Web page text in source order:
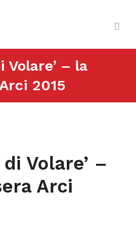
Volare’ – la
2015
Volare’ –
Arci